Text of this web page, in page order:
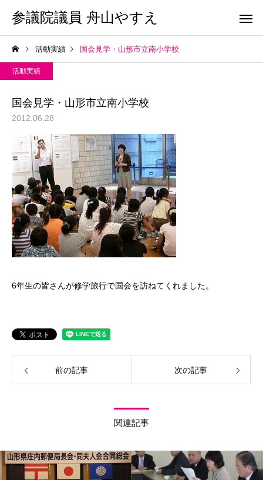
参議院議員 舟山やすえ
活動実績 国会見学・山形市立南小学校
活動実績
国会見学・山形市立南小学校
2012.06.28
6年生の皆さんが修学旅行で国会を訪ねてくれました。
前の記事 次の記事
関連記事